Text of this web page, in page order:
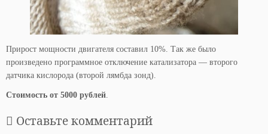
Прирост мощности двигателя составил 10%. Так же было
произведено программное отключение катализатора — второго
датчика кислорода (второй лямбда зонд).
Стоимость от 5000 рублей
Оставьте комментарий